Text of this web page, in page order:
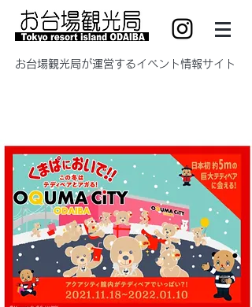
​お台場観光局が運営するイベント情報サイト